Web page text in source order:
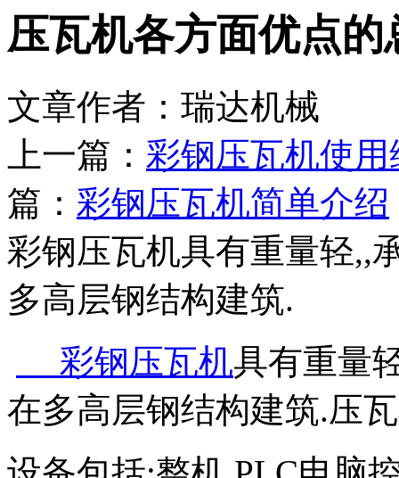
压瓦机各方面优点的
文章作者：瑞达机械
上一篇： 彩钢压瓦机使
篇： 彩钢压瓦机简单介绍
彩钢压瓦机具有重量轻,,
多高层钢结构建筑.
彩钢压瓦机具有重量
在多高层钢结构建筑.压